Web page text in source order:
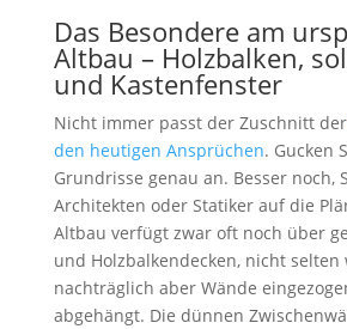
Das Besondere am
Altbau – Holzbalken,
und Kastenfenster
Nicht immer passt der Zuschnitt der
den heutigen Ansprüchen. Gucken
Grundrisse genau an. Besser noch,
Architekten oder Statiker auf die
Altbau verfügt zwar oft noch über
und Holzbalkendecken, nicht selten
nachträglich aber Wände
abgehängt. Die dünnen